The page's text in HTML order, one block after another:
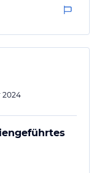
2024